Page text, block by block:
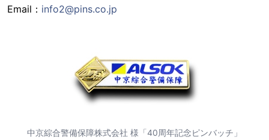
Email： info2@pins.co.jp
中京綜合警備保障株式会社 様「40周年記念ピンバッチ」